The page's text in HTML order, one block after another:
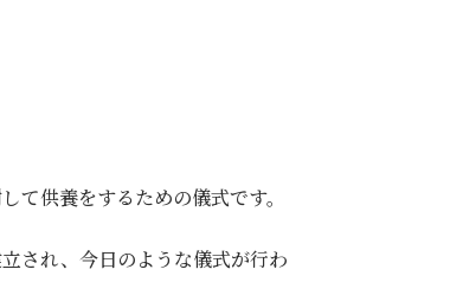
て供養をするための儀式です。
され、今日のような儀式が行わ